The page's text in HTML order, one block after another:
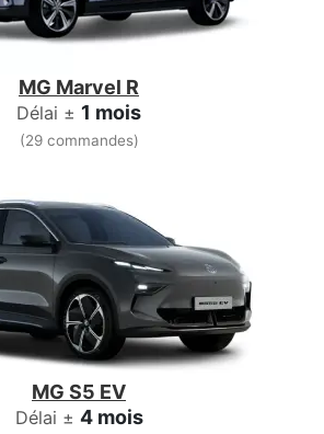
MG Marvel R
Délai ± 1 mois
(29 commandes)
MG S5 EV
Délai ± 4 mois